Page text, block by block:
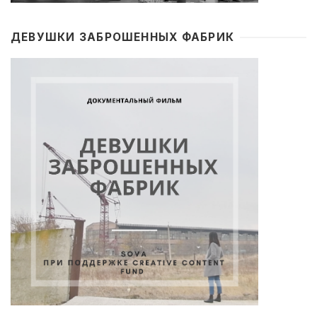
ДЕВУШКИ ЗАБРОШЕННЫХ ФАБРИК